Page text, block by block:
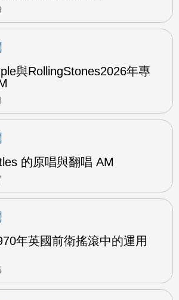
與RollingStones2026年專
的原唱與翻唱 AM
年英國前衛搖滾中的運用